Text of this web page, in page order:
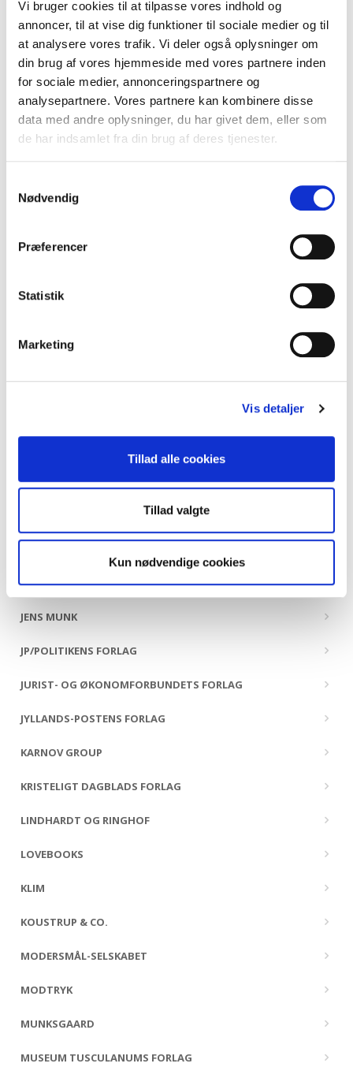
Vi bruger cookies til at tilpasse vores indhold og
annoncer, til at vise dig funktioner til sociale medier og til
at analysere vores trafik. Vi deler også oplysninger om
din brug af vores hjemmeside med vores partnere inden
for sociale medier, annonceringspartnere og
analysepartnere. Vores partnere kan kombinere disse
data med andre oplysninger, du har givet dem, eller som
de har indsamlet fra din brug af deres tjenester.
Nødvendig
Præferencer
Statistik
Marketing
Vis detaljer
Tillad alle cookies
Tillad valgte
Kun nødvendige cookies
FORLAGET SNEPRYD
FORLAGET SUPERLUX
FORLAGET TORNMOUNTAIN
GADS FORLAG
FORLAGET TYR
GLADIATOR
FORLAGET PLENUM (TIDL. GO FORLAG)
HAASE FORLAG
HANDELSHØJSKOLENS FORLAG
HOI FORLAG
INFORMATIONS FORLAG
JENS MUNK
JP/POLITIKENS FORLAG
JURIST- OG ØKONOMFORBUNDETS FORLAG
JYLLANDS-POSTENS FORLAG
KARNOV GROUP
KRISTELIGT DAGBLADS FORLAG
LINDHARDT OG RINGHOF
LOVEBOOKS
KLIM
KOUSTRUP & CO.
MODERSMÅL-SELSKABET
MODTRYK
MUNKSGAARD
MUSEUM TUSCULANUMS FORLAG